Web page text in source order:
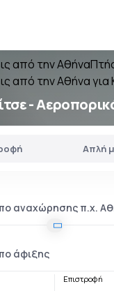
από την Αθήνα
από την Αθήνα για
-
Απλή
Επιστροφή